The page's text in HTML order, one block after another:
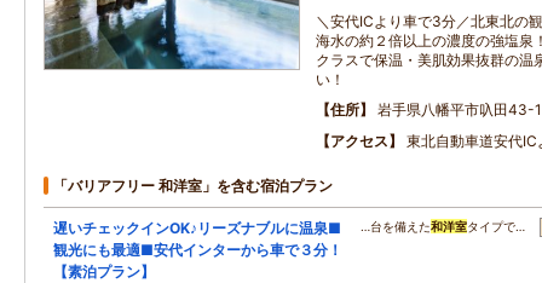
＼安代ICより車で3分／北東北の
海水の約２倍以上の濃度の強塩泉
クラスで保温・美肌効果抜群の温
い！
住所
岩手県八幡平市叺田43-1
アクセス
東北自動車道安代IC
「バリアフリー 和洋室」を含む宿泊プラン
遅いチェックインOK♪リーズナブルに温泉■
観光にも最適■安代インターから車で３分！
【素泊プラン】
…台を備えた和洋室タイプで…